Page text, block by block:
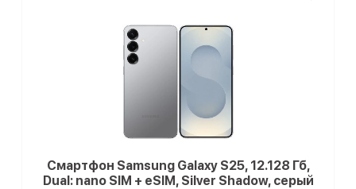
Смартфон Samsung Galaxy S25, 12.128 Гб,
Dual: nano SIM + eSIM, Silver Shadow, серый